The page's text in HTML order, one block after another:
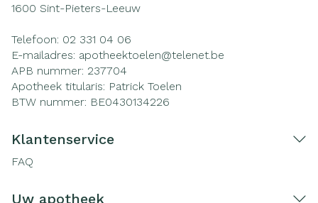
1600 Sint-Pieters-Leeuw
Telefoon: 02 331 04 06
E-mailadres: apotheektoelen@telenet.be
APB nummer: 237704
Apotheek titularis: Patrick Toelen
BTW nummer: BE0430134226
Klantenservice
FAQ
Uw apotheek